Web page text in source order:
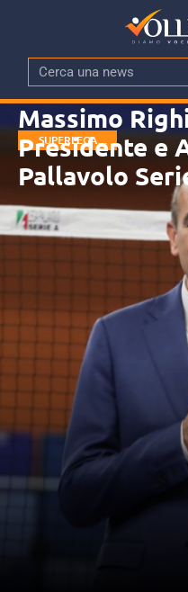
SUPERLEGA
MASCHILE
Massimo
Presidente e
Pallavolo